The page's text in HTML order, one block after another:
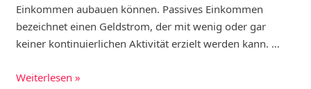
Einkommen aubauen können. Passives Einkommen
bezeichnet einen Geldstrom, der mit wenig oder gar
keiner kontinuierlichen Aktivität erzielt werden kann. …
Jetzt
Weiterlesen »